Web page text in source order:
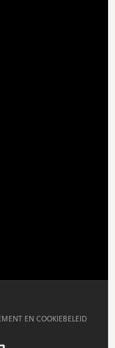
EN COOKIEBELEID